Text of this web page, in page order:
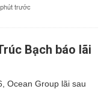
trước
Bạch báo lãi
Ocean Group lãi sau